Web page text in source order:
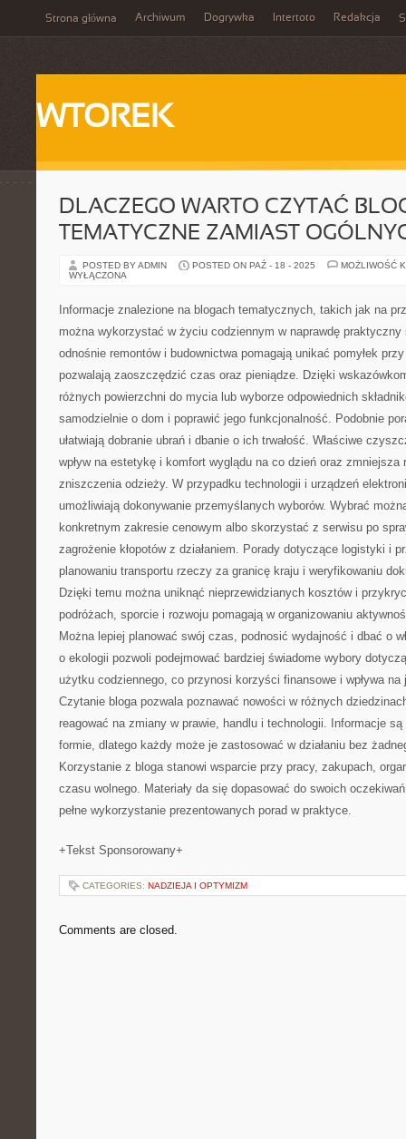
Strona główna Archiwum Dogrywka Intertoto Redakcja
WTOREK
DLACZEGO WARTO CZYTAĆ
TEMATYCZNE ZAMIAST
POSTED BY ADMIN POSTED ON PAŹ - 18 - 2025
MOŻLIWOŚĆ
WYŁĄCZONA
Informacje znalezione na blogach tematycznych, takich jak na
można wykorzystać w życiu codziennym w naprawdę
odnośnie remontów i budownictwa pomagają unikać pomyłek
pozwalają zaoszczędzić czas oraz pieniądze. Dzięki
różnych powierzchni do mycia lub wyborze odpowiednich
samodzielnie o dom i poprawić jego funkcjonalność. Podobnie
ułatwiają dobranie ubrań i dbanie o ich trwałość. Właściwe
wpływ na estetykę i komfort wyglądu na co dzień oraz zmniejsza
zniszczenia odzieży. W przypadku technologii i urządzeń
umożliwiają dokonywanie przemyślanych wyborów. Wybrać
konkretnym zakresie cenowym albo skorzystać z serwisu po
zagrożenie kłopotów z działaniem. Porady dotyczące logistyki i
planowaniu transportu rzeczy za granicę kraju i weryfikowaniu
Dzięki temu można uniknąć nieprzewidzianych kosztów i
podróżach, sporcie i rozwoju pomagają w organizowaniu
Można lepiej planować swój czas, podnosić wydajność i dbać o
o ekologii pozwoli podejmować bardziej świadome wybory
użytku codziennego, co przynosi korzyści finansowe i wpływa
Czytanie bloga pozwala poznawać nowości w różnych
reagować na zmiany w prawie, handlu i technologii. Informacje
formie, dlatego każdy może je zastosować w działaniu bez
Korzystanie z bloga stanowi wsparcie przy pracy, zakupach,
czasu wolnego. Materiały da się dopasować do swoich
pełne wykorzystanie prezentowanych porad w praktyce.
+Tekst Sponsorowany+
CATEGORIES: NADZIEJA I OPTYMIZM
Comments are closed.